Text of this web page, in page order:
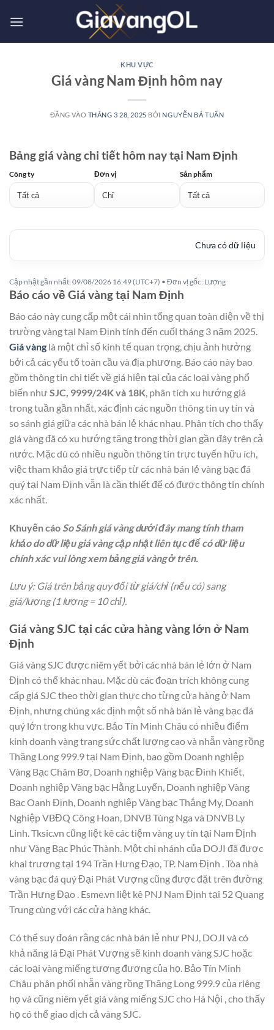
qua
KHU VỰC
Giá vàng Nam Định hôm nay
ĐĂNG VÀO THÁNG 3 28, 2025 BỞI NGUYỄN BÁ TUẤN
Bảng giá vàng chi tiết hôm nay tại Nam Định
Công ty Đơn vị Sản phẩm
Chưa có dữ liệu
Cập nhật gần nhất: 09/08/2026 16:49 (UTC+7) • Đơn vị gốc: Lượng
Báo cáo về Giá vàng tại Nam Định
Báo cáo này cung cấp một cái nhìn tổng quan toàn diện về thị
trường vàng tại Nam Định tính đến cuối tháng 3 năm 2025.
Giá vàng là một chỉ số kinh tế quan trọng, chịu ảnh hưởng
bởi cả các yếu tố toàn cầu và địa phương. Báo cáo này bao
gồm thông tin chi tiết về giá hiện tại của các loại vàng phổ
biến nhưSJC, 9999/24K và 18K , phân tích xu hướng giá
trong tuần gần nhất, xác định các nguồn thông tin uy tín và
so sánh giá giữa các nhà bán lẻ khác nhau. Phân tích cho thấy
giá vàng đã có xu hướng tăng trong thời gian gần đây trên cả
nước. Mặc dù có nhiều nguồn thông tin trực tuyến hữu ích,
việc tham khảo giá trực tiếp từ các nhà bán lẻ vàng bạc đá
quý tại Nam Định vẫn là cần thiết để có được thông tin chính
xác nhất.
Khuyến cáo So Sánh giá vàng dưới đây mang tính tham
khảo do dữ liệu giá vàng cập nhật liên tục để có dữ liệu
chính xác vui lòng xem bảng giá vàng ở trên.
Lưu ý: Giá trên bảng quy đổi từ giá/chỉ (nếu có) sang
giá/lượng (1 lượng = 10 chỉ).
Giá vàng SJC tại các cửa hàng vàng lớn ở Nam
Định
Giá vàng SJC được niêm yết bởi các nhà bán lẻ lớn ở Nam
Định có thể khác nhau. Mặc dù các đoạn trích không cung
cấp giá SJC theo thời gian thực cho từng cửa hàng ở Nam
Định, nhưng chúng xác định một số nhà bán lẻ vàng bạc đá
quý lớn trong khu vực. Bảo Tín Minh Châu có nhiều điểm
kinh doanh vàng trang sức chất lượng cao và nhẫn vàng rồng
Thăng Long 999.9 tại Nam Định, bao gồm Doanh nghiệp
Vàng Bạc Châm Bơ, Doanh nghiệp Vàng bạc Đình Khiết,
Doanh nghiệp Vàng bạc Hằng Luyến, Doanh nghiệp Vàng
Bạc Oanh Định, Doanh nghiệp Vàng bạc Thắng My, Doanh
Nghiệp VBĐQ Công Hoan, DNVB Tùng Nga và DNVB Ly
Linh. Tksic.vn cũng liệt kê các tiệm vàng uy tín tại Nam Định
như Vàng Bạc Phúc Thành. Một chi nhánh của DOJI đã được
khai trương tại 194 Trần Hưng Đạo, TP. Nam Định . Tòa nhà
vàng bạc đá quý Đại Phát Vượng cũng được đặt trên đường
Trần Hưng Đạo . Esme.vn liệt kê PNJ Nam Định tại 52 Quang
Trung cùng với các cửa hàng khác.
Có thể suy đoán rằng các nhà bán lẻ như PNJ, DOJI và có
khả năng là Đại Phát Vượng sẽ kinh doanh vàng SJC hoặc
các loại vàng miếng tương đương của họ. Bảo Tín Minh
Châu phân phối nhẫn vàng rồng Thăng Long 999.9 của riêng
họ và cũng niêm yết giá vàng miếng SJC cho Hà Nội , cho thấy
họ có thể giao dịch cả vàng SJC.